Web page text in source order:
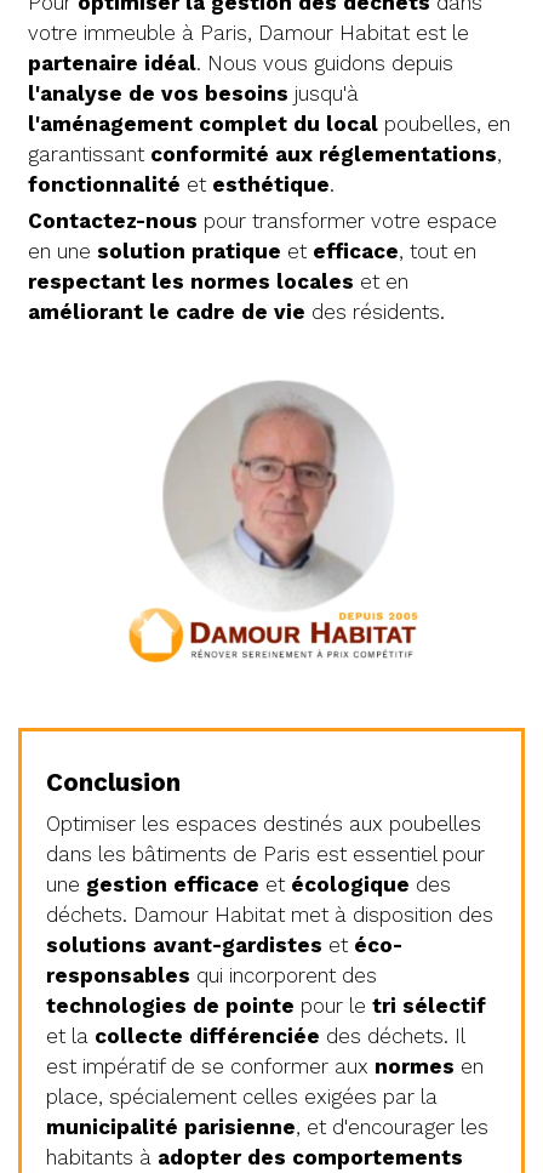
votre immeuble à Paris, Damour Habitat est le
partenaire idéal. Nous vous guidons depuis
l'analyse de vos besoins jusqu'à
l'aménagement complet du local poubelles, en
garantissant conformité aux réglementations,
fonctionnalité et esthétique.
Contactez-nous pour transformer votre espace
en une solution pratique et efficace, tout en
respectant les normes locales et en
améliorant le cadre de vie des résidents.
Conclusion
Optimiser les espaces destinés aux poubelles
dans les bâtiments de Paris est essentiel pour
une gestion efficace et écologique des
déchets. Damour Habitat met à disposition des
solutions avant-gardistes et éco-
responsables qui incorporent des
technologies de pointe pour le tri sélectif
et la collecte différenciée des déchets. Il
est impératif de se conformer aux normes en
place, spécialement celles exigées par la
municipalité parisienne, et d'encourager les
habitants à adopter des comportements